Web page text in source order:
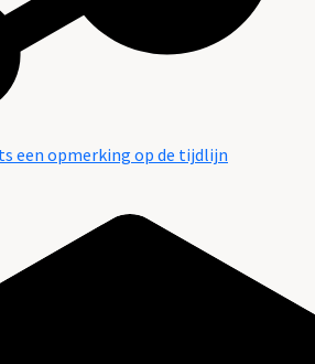
een opmerking op de tijdlijn